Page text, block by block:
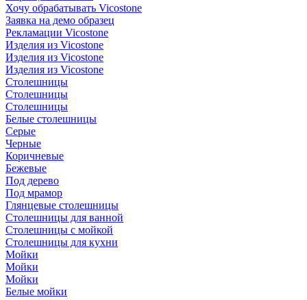
Хочу обрабатывать Vicostone
Заявка на демо образец
Рекламации Vicostone
Изделия из Vicostone
Изделия из Vicostone
Изделия из Vicostone
Столешницы
Столешницы
Столешницы
Белые столешницы
Серые
Черные
Коричневые
Бежевые
Под дерево
Под мрамор
Глянцевые столешницы
Столешницы для ванной
Столешницы с мойкой
Столешницы для кухни
Мойки
Мойки
Мойки
Белые мойки